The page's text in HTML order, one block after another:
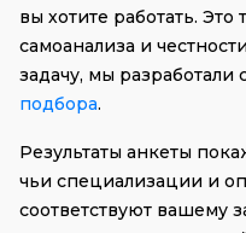
вы хотите работать. Это
самоанализа и
задачу, мы разработали
подбора.
Результаты анкеты
чьи специализации и
соответствуют вашему